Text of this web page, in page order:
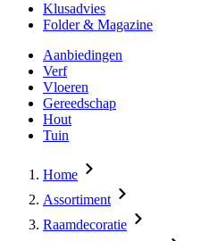
Klusadvies
Folder & Magazine
Aanbiedingen
Verf
Vloeren
Gereedschap
Hout
Tuin
Home
Assortiment
Raamdecoratie